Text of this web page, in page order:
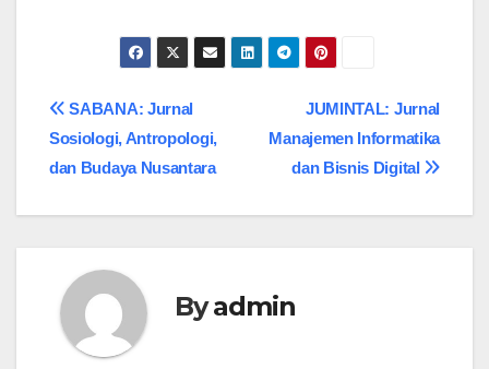
Navigasi
pos
JUMINTAL: Jurnal
Manajemen Informatika
dan Bisnis Digital
SABANA: Jurnal
Sosiologi, Antropologi,
dan Budaya Nusantara
Byadmin